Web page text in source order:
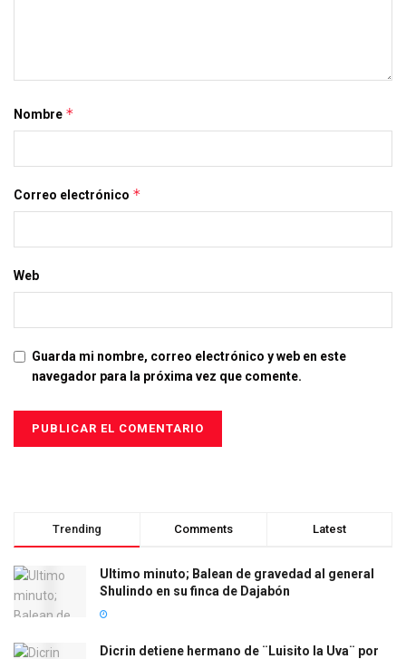
Nombre *
Correo electrónico *
Web
Guarda mi nombre, correo electrónico y web en este
navegador para la próxima vez que comente.
Trending Comments Latest
Ultimo minuto; Balean de gravedad al general
Shulindo en su finca de Dajabón
Dicrin detiene hermano de ¨Luisito la Uva¨ por